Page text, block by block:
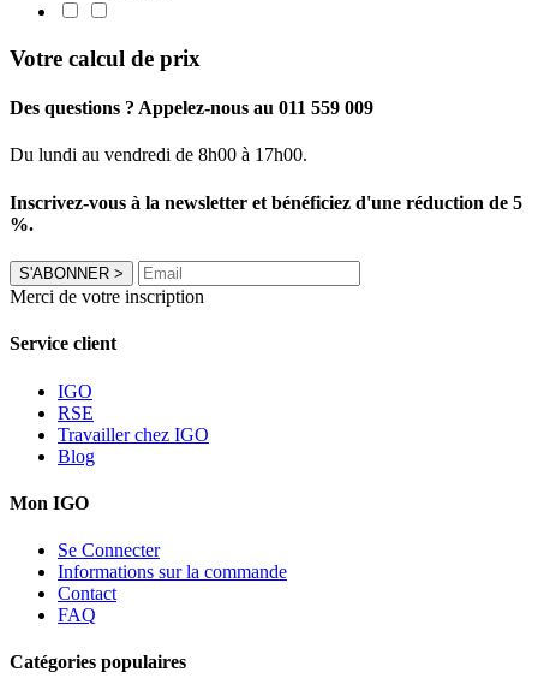
Votre calcul de prix
Des questions ? Appelez-nous au 011 559 009
Du lundi au vendredi de 8h00 à 17h00.
Inscrivez-vous à la newsletter et bénéficiez d'une réduction de 5
%.
S'ABONNER >
Merci de votre inscription
Service client
IGO
RSE
Travailler chez IGO
Blog
Mon IGO
Se Connecter
Informations sur la commande
Contact
FAQ
Catégories populaires